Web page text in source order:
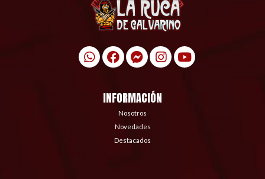
INFORMACIÓN
Nosotros
Novedades
Destacados